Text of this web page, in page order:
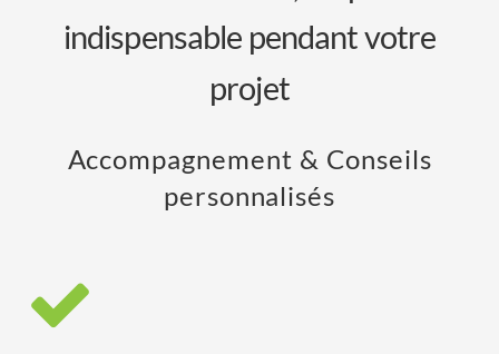
indispensable pendant votre
projet
Accompagnement & Conseils
personnalisés